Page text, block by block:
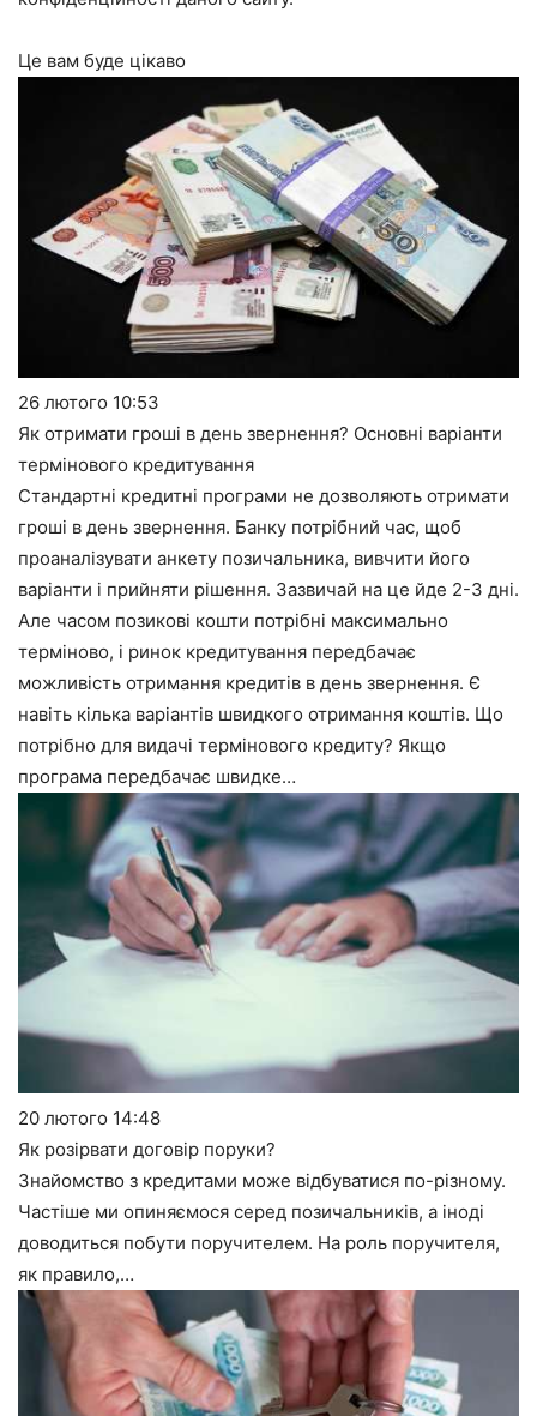
Це вам буде цікаво
26 лютого 10:53
Як отримати гроші в день звернення? Основні варіанти
термінового кредитування
Стандартні кредитні програми не дозволяють отримати
гроші в день звернення. Банку потрібний час, щоб
проаналізувати анкету позичальника, вивчити його
варіанти і прийняти рішення. Зазвичай на це йде 2-3 дні.
Але часом позикові кошти потрібні максимально
терміново, і ринок кредитування передбачає
можливість отримання кредитів в день звернення. Є
навіть кілька варіантів швидкого отримання коштів. Що
потрібно для видачі термінового кредиту? Якщо
програма передбачає швидке…
20 лютого 14:48
Як розірвати договір поруки?
Знайомство з кредитами може відбуватися по-різному.
Частіше ми опиняємося серед позичальників, а іноді
доводиться побути поручителем. На роль поручителя,
як правило,…